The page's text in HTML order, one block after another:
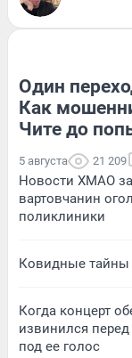
Один
Как
Чите до
5 августа 21 209
Новости ХМАО за
вартовчанин
поликлиники
Ковидные тайны
Когда концерт
извинился
под ее голос